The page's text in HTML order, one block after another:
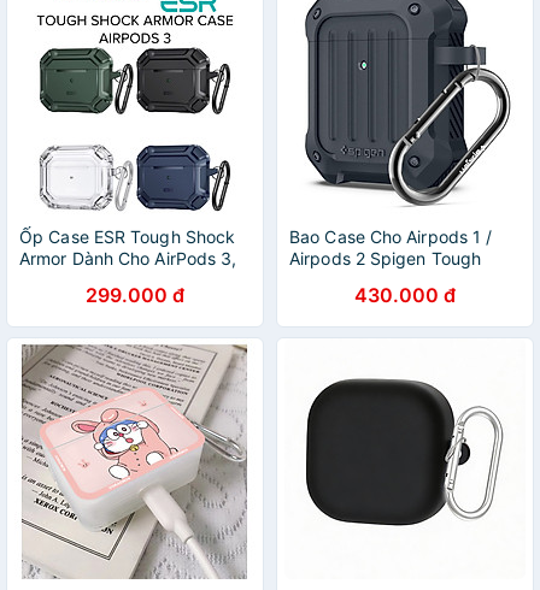
Ốp Case ESR Tough Shock
Armor Dành Cho AirPods 3,
Hàng Chính Hãng
299.000 đ
Bao Case Cho Airpods 1 /
Airpods 2 Spigen Tough
430.000 đ